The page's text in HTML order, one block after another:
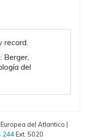
Berger,
del
del Atlantico |
244Ext. 5020